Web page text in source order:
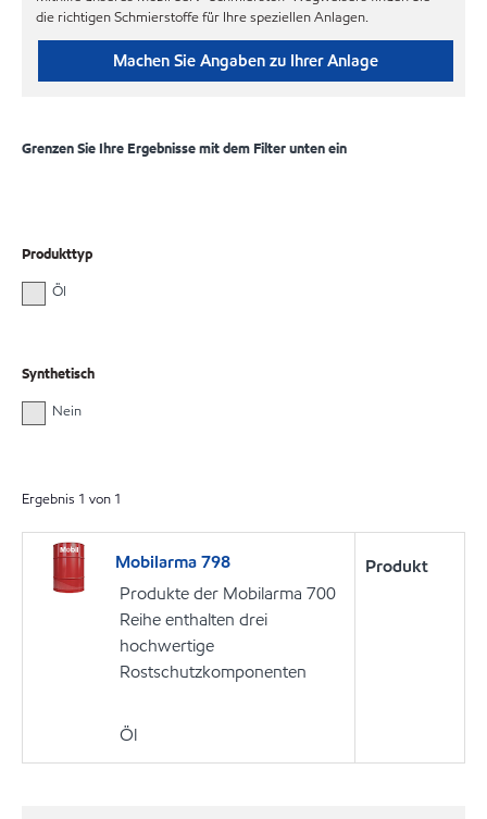
die richtigen Schmierstoffe für Ihre speziellen Anlagen.
Machen Sie Angaben zu Ihrer Anlage
Grenzen Sie Ihre Ergebnisse mit dem Filter unten ein
Produkttyp
Öl
Synthetisch
Nein
Ergebnis 1 von 1
Mobilarma 798
Produkte der Mobilarma 700
Reihe enthalten drei
hochwertige
Rostschutzkomponenten
Öl
Produkt